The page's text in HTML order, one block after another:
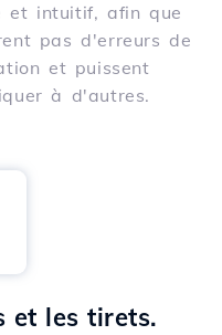
et intuitif, afin que
pas d'erreurs de
et puissent
à d'autres.
et les tirets.